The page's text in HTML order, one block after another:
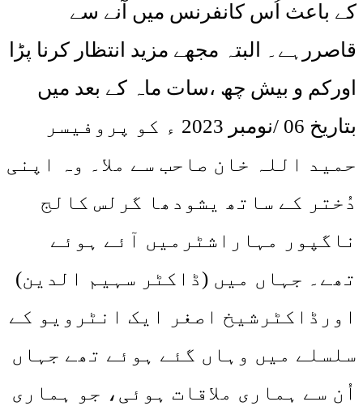
کے باعث اُس کانفرنس میں آنے سے
قاصررہے۔ البتہ مجھے مزید انتظار کرنا پڑا
اورکم و بیش چھ ،سات ماہ کے بعد میں
بتاریخ 06 /نومبر 2023 ء کو پروفیسر
حمید اللہ خان صاحب سے ملا۔ وہ اپنی
دُختر کے ساتھ یشودھا گرلس کالج
ناگپور مہاراشٹرمیں آئے ہوئے
تھے۔ جہاں میں (ڈاکٹر سہیم الدین)
اورڈاکٹرشیخ اصغر ایک انٹرویو کے
سلسلے میں وہاں گئے ہوئے تھے جہاں
اُن سے ہماری ملاقات ہوئی، جو ہماری